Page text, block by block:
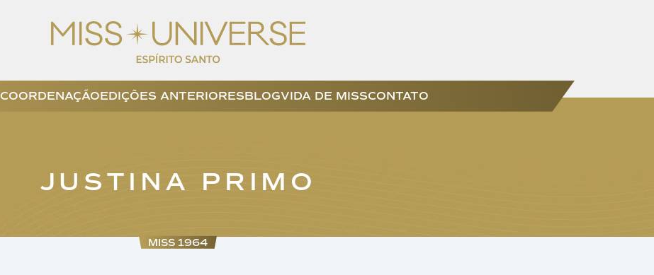
COORDENAÇÃOEDIÇÕES ANTERIORESBLOGVIDA DE MISSCONTATO
JUSTINA PRIMO
MISS 1964